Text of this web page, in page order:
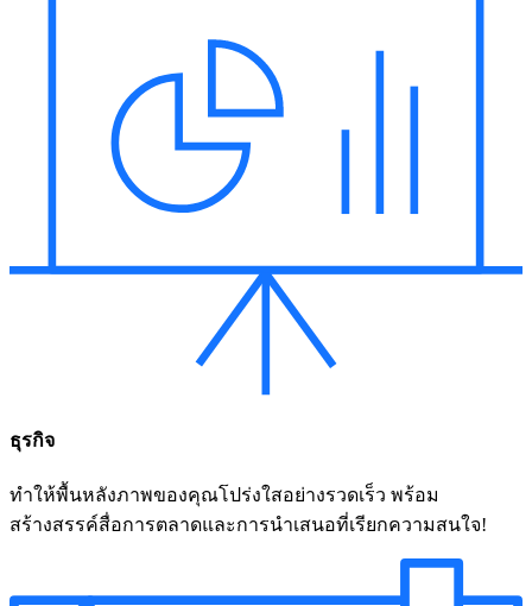
ธุรกิจ
ทำให้พื้นหลังภาพของคุณโปร่งใสอย่างรวดเร็ว พร้อม
สร้างสรรค์สื่อการตลาดและการนำเสนอที่เรียกความสนใจ!